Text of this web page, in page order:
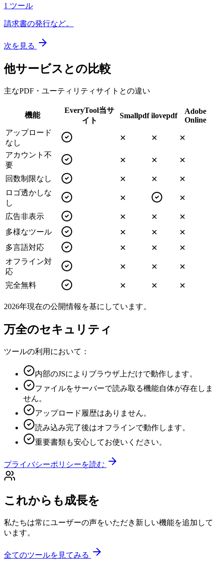
1 ツール
請求書の発行など。
次を見る
他サービスとの比較
主なPDF・ユーティリティサイトとの違い
機能
EveryTool当サ
イト
Smallpdf ilovepdf
Adobe
Online
アップロード
なし
✕ ✕ ✕
アカウント不
要
✕ ✕ ✕
回数制限なし ✕ ✕
✕
ロゴ透かしな
し
✕ ✕
広告非表示 ✕ ✕
✕
多様なツール
✕ ✕
✕
多言語対応
✕ ✕
✕
オフライン対
応
✕ ✕ ✕
完全無料 ✕ ✕ ✕
2026年現在の公開情報を基にしています。
万全のセキュリティ
ツールの利用において：
内部のJSによりブラウザ上だけで動作します。
ファイルをサーバーで読み取る機能自体が存在しま
せん。
アップロード履歴はありません。
読み込み完了後はオフラインで動作します。
重要書類も安心してお使いください。
プライバシーポリシーを読む
これからも成長を
私たちは常にユーザーの声をいただき新しい機能を追加して
います。
全てのツールを見てみる